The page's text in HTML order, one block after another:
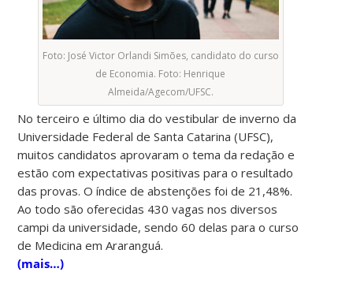
Foto: José Victor Orlandi Simões, candidato do curso
de Economia. Foto: Henrique
Almeida/Agecom/UFSC.
No terceiro e último dia do vestibular de inverno da
Universidade Federal de Santa Catarina (UFSC),
muitos candidatos aprovaram o tema da redação e
estão com expectativas positivas para o resultado
das provas. O índice de abstenções foi de 21,48%.
Ao todo são oferecidas 430 vagas nos diversos
campi da universidade, sendo 60 delas para o curso
de Medicina em Araranguá.
(mais…)